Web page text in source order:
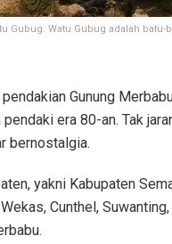
Gubug. Watu Gubug adalah
Gunung
era 80-an. Tak
bernostalgia.
yakni Kabupaten
Cunthel,